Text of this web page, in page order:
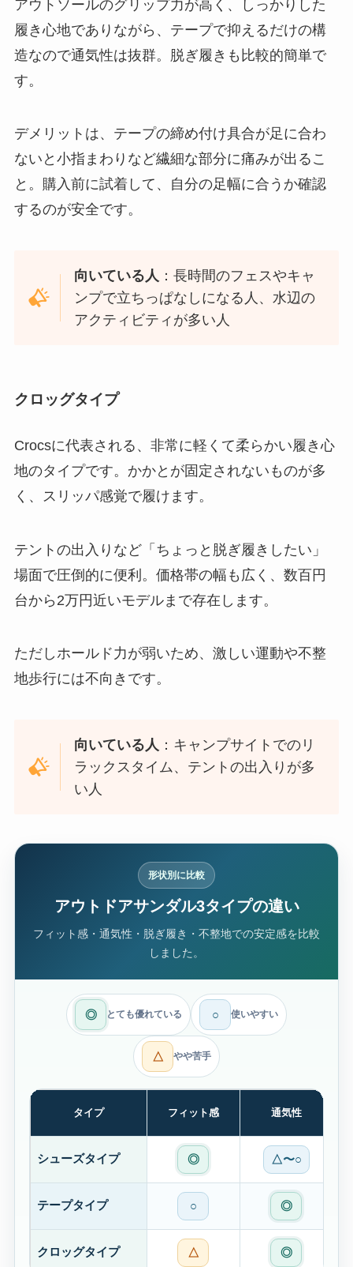
アウトソールのグリップ力が高く、しっかりした
履き心地でありながら、テープで抑えるだけの構
造なので通気性は抜群。脱ぎ履きも比較的簡単で
す。
デメリットは、テープの締め付け具合が足に合わ
ないと小指まわりなど繊細な部分に痛みが出るこ
と。購入前に試着して、自分の足幅に合うか確認
するのが安全です。
向いている人 ：長時間のフェスやキャ
ンプで立ちっぱなしになる人、水辺の
アクティビティが多い人
クロッグタイプ
Crocsに代表される、非常に軽くて柔らかい履き心
地のタイプです。かかとが固定されないものが多
く、スリッパ感覚で履けます。
テントの出入りなど「ちょっと脱ぎ履きしたい」
場面で圧倒的に便利。価格帯の幅も広く、数百円
台から2万円近いモデルまで存在します。
ただしホールド力が弱いため、激しい運動や不整
地歩行には不向きです。
向いている人 ：キャンプサイトでのリ
ラックスタイム、テントの出入りが多
い人
形状別に比較
アウトドアサンダル3タイプの違い
フィット感・通気性・脱ぎ履き・不整地での安定感を比較
しました。
◎ とても優れている ○ 使いやすい
△ やや苦手
タイプ フィット感 通気性
シューズタイプ ◎ △〜○
テープタイプ ○ ◎
クロッグタイプ △ ◎